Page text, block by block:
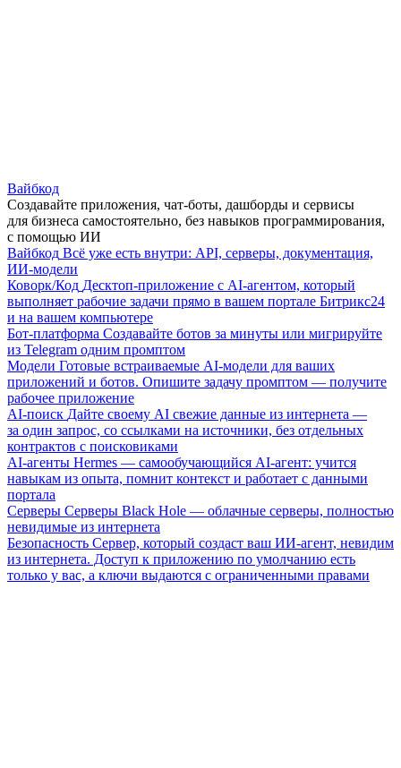
Вайбкод
Создавайте приложения, чат-боты, дашборды и сервисы
для бизнеса самостоятельно, без навыков программирования,
с помощью ИИ
Вайбкод Всё уже есть внутри: API, серверы, документация,
ИИ-модели
Коворк/Код Десктоп-приложение с AI-агентом, который
выполняет рабочие задачи прямо в вашем портале Битрикс24
и на вашем компьютере
Бот-платформа Создавайте ботов за минуты или мигрируйте
из Telegram одним промптом
Модели Готовые встраиваемые AI-модели для ваших
приложений и ботов. Опишите задачу промптом — получите
рабочее приложение
AI-поиск Дайте своему AI свежие данные из интернета —
за один запрос, со ссылками на источники, без отдельных
контрактов с поисковиками
AI-агенты Hermes — самообучающийся AI-агент: учится
навыкам из опыта, помнит контекст и работает с данными
портала
Серверы Серверы Black Hole — облачные серверы, полностью
невидимые из интернета
Безопасность Сервер, который создаст ваш ИИ-агент, невидим
из интернета. Доступ к приложению по умолчанию есть
только у вас, а ключи выдаются с ограниченными правами